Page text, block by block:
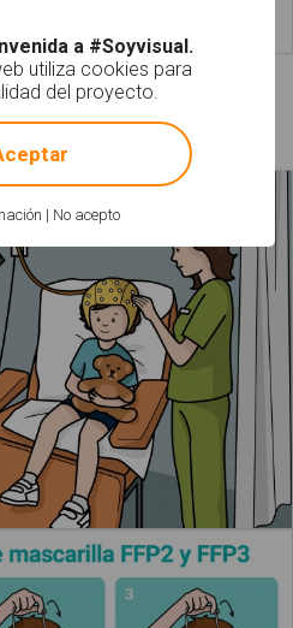
Leer más
a #Soyvisual.
utiliza cookies para
del proyecto.
| No acepto
Not valid!